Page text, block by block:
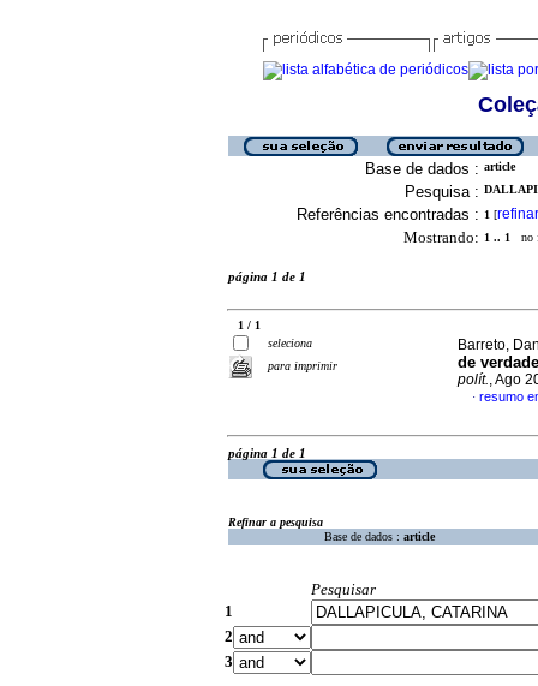
Base de dados : article
Pesquisa :
Referências encontradas : 1 [refinar
Mostrando: 1 .. 1 no
página 1 de 1
1 / 1
seleciona
para imprimir
Barreto,
de
polít., Ago
· resumo
página 1 de 1
Refinar a pesquisa
Base de dados : article
Pesquisar
1
2
3